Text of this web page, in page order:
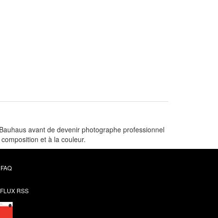
avant de devenir photographe professionnel
et à la couleur.
FAQ
FLUX RSS